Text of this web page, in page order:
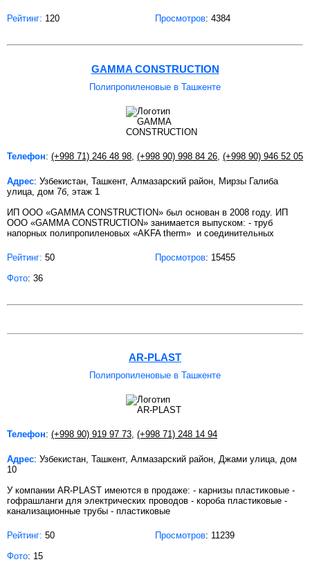
Рейтинг: 120 Просмотров: 4384
GAMMA CONSTRUCTION
Полипропиленовые в Ташкенте
Телефон: (+998 71) 246 48 98 (+998 90) 998 84 26 (+998 90) 946 52 05
Адрес: Узбекистан, Ташкент, Алмазарский район, Мирзы Галиба
улица, дом 7б, этаж 1
ИП ООО «GAMMA CONSTRUCTION» был основан в 2008 году. ИП
ООО «GAMMA CONSTRUCTION» занимается выпуском: - труб
напорных полипропиленовых «AKFA therm» и соединительных
Рейтинг: 50 Просмотров: 15455
Фото: 36
AR-PLAST
Полипропиленовые в Ташкенте
Телефон: (+998 90) 919 97 73 (+998 71) 248 14 94
Адрес: Узбекистан, Ташкент, Алмазарский район, Джами улица, дом
10
У компании AR-PLAST имеются в продаже: - карнизы пластиковые -
гофрашланги для электрических проводов - короба пластиковые -
канализационные трубы - пластиковые
Рейтинг: 50 Просмотров: 11239
Фото: 15